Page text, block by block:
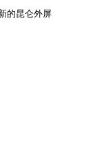
的昆仑外屏